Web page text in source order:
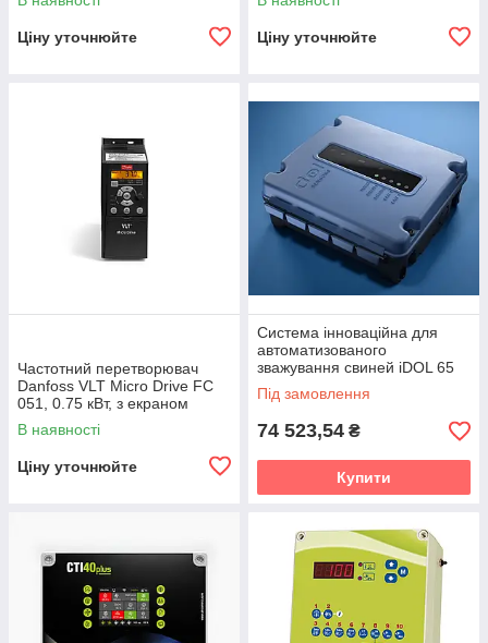
Ціну уточнюйте Ціну уточнюйте
Частотний перетворювач
Danfoss VLT Micro Drive FC
051, 0.75 кВт, з екраном
В наявності
Ціну уточнюйте
Система інноваційна для
автоматизованого
зважування свиней iDOL 65
Pig Weighing Camera
Під замовлення
74 523,54 ₴
Купити